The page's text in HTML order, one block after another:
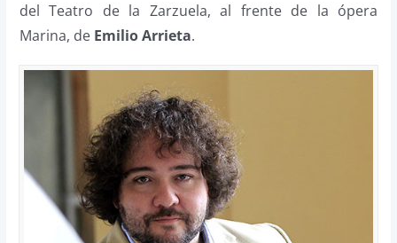
del Teatro de la Zarzuela, al frente de la ópera
Marina, de Emilio Arrieta.